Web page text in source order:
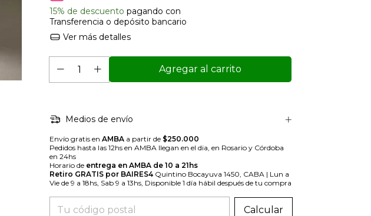
15% de descuento pagando con
Transferencia o depósito bancario
Ver más detalles
Medios de envío
Envío gratis en AMBA a partir de $250.000
Pedidos hasta las 12hs en AMBA llegan en el dia, en Rosario y Córdoba
en 24hs
Horario de entrega en AMBA de 10 a 21hs
Retiro GRATIS por BAIRES4 Quintino Bocayuva 1450, CABA | Lun a
Vie de 9 a 18hs, Sab 9 a 13hs, Disponible 1 día hábil después de tu compra
Entregas para el CP:
Calcular